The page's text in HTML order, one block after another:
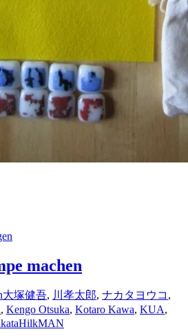
machen
大塚健吾, 川孝太郎, ナカタヨウコ ,
, Kengo Otsuka, Kotaro Kawa, KUA,
HilkMAN